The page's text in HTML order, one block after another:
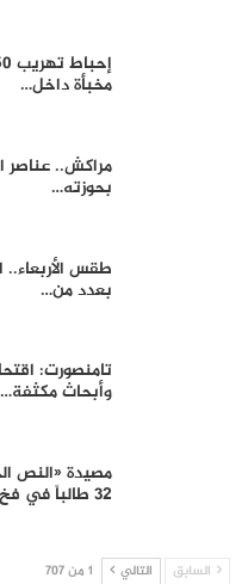
مخبأة داخل…
مراكش.. عناصر
بحوزته…
طقس الأربعاء..
بعدد من…
تامنصورت:
وأبحاث مكثفة…
مصيدة «النص
32 طالباً في فخ…
السابق التالي 1 من 707